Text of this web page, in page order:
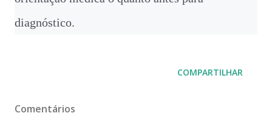
diagnóstico.
COMPARTILHAR
Comentários